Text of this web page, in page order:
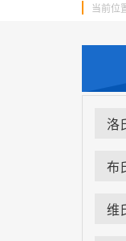
当前位
洛
布
维